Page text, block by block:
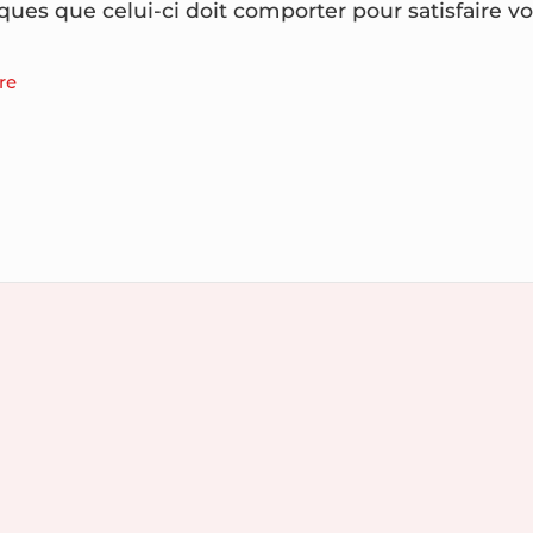
que celui-ci doit comporter pour satisfaire